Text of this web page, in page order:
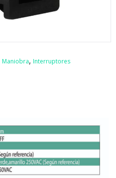
Maniobra, Interruptores